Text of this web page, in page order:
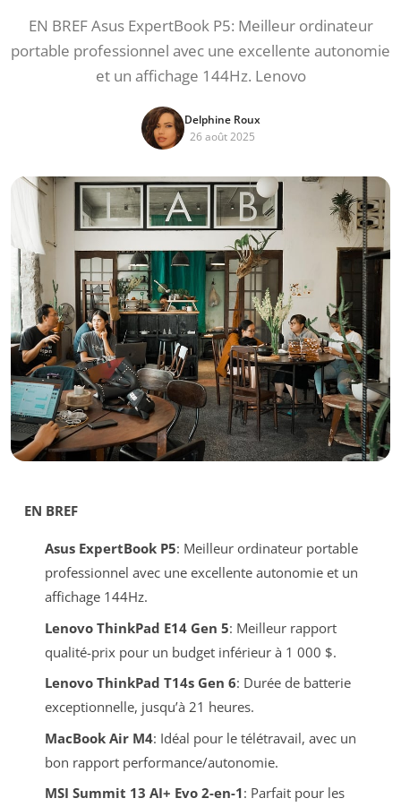
EN BREF Asus ExpertBook P5: Meilleur ordinateur
portable professionnel avec une excellente autonomie
et un affichage 144Hz. Lenovo
Delphine Roux
26 août 2025
EN BREF
Asus ExpertBook P5: Meilleur ordinateur portable
professionnel avec une excellente autonomie et un
affichage 144Hz.
Lenovo ThinkPad E14 Gen 5: Meilleur rapport
qualité-prix pour un budget inférieur à 1 000 $.
Lenovo ThinkPad T14s Gen 6: Durée de batterie
exceptionnelle, jusqu’à 21 heures.
MacBook Air M4: Idéal pour le télétravail, avec un
bon rapport performance/autonomie.
MSI Summit 13 AI+ Evo 2-en-1: Parfait pour les